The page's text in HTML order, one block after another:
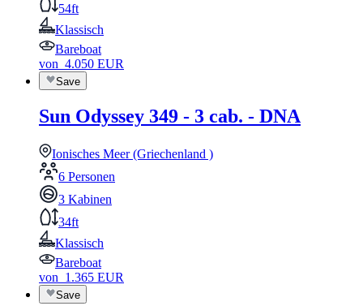
54ft
Klassisch
Bareboat
von 4.050 EUR
Save
Sun Odyssey 349 - 3 cab. - DNA
Ionisches Meer (Griechenland )
6 Personen
3 Kabinen
34ft
Klassisch
Bareboat
von 1.365 EUR
Save